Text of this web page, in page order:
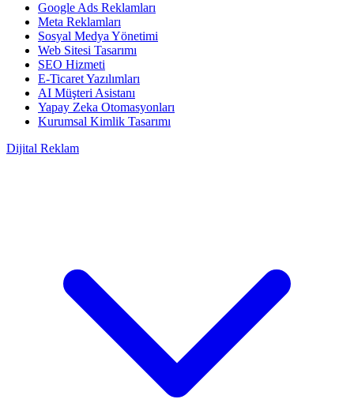
Google Ads Reklamları
Meta Reklamları
Sosyal Medya Yönetimi
Web Sitesi Tasarımı
SEO Hizmeti
E-Ticaret Yazılımları
AI Müşteri Asistanı
Yapay Zeka Otomasyonları
Kurumsal Kimlik Tasarımı
Dijital Reklam